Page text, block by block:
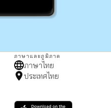
ภาษาและภูมิภาค
ภาษาไทย
ประเทศไทย